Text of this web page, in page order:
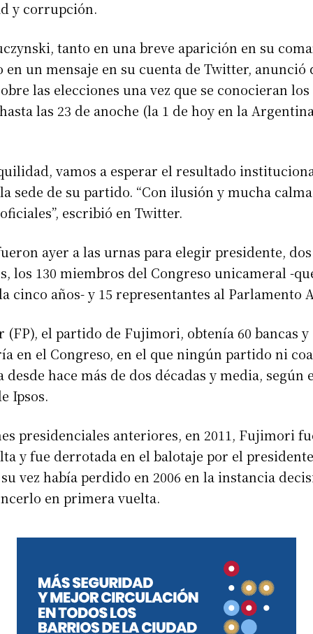
y corrupción.
tanto en una breve aparición en su
en un mensaje en su cuenta de Twitter, anunció
las elecciones una vez que se conocieran
las 23 de anoche (la 1 de hoy en la
vamos a esperar el resultado
sede de su partido. “Con ilusión y mucha
escribió en Twitter.
ayer a las urnas para elegir presidente, dos
los 130 miembros del Congreso unicameral -
cinco años- y 15 representantes al Parlamento
(FP), el partido de Fujimori, obtenía 60 bancas y
en el Congreso, en el que ningún partido ni
hace más de dos décadas y media, según
Ipsos.
presidenciales anteriores, en 2011, Fujimori
y fue derrotada en el balotaje por el
vez había perdido en 2006 en la instancia
en primera vuelta.